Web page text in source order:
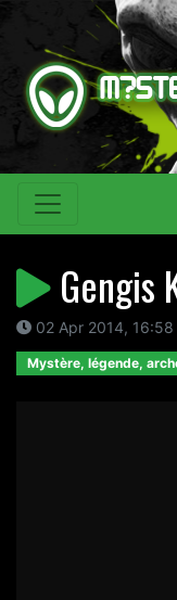
Gengis
02 Apr 2014,
Mystère, légende,